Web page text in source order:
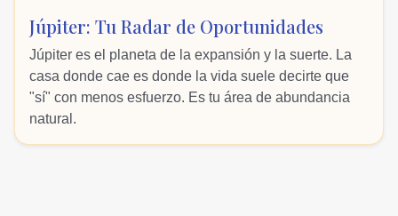
Júpiter: Tu Radar de Oportunidades
Júpiter es el planeta de la expansión y la suerte. La
casa donde cae es donde la vida suele decirte que
"sí" con menos esfuerzo. Es tu área de abundancia
natural.